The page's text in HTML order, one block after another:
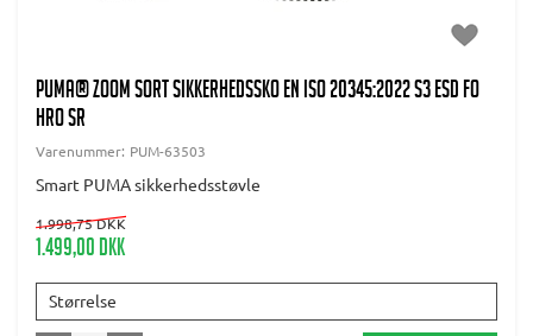
PUMA® Zoom Sort Sikkerhedssko EN ISO 20345:2022 S3 ESD FO
HRO SR
Varenummer: PUM-63503
Smart PUMA sikkerhedsstøvle
1.998,75 DKK
1.499,00 DKK
Størrelse